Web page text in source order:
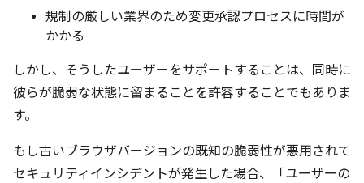
規制の厳しい業界のため変更承認プロセスに時間が
かかる
しかし、そうしたユーザーをサポートすることは、同時に
彼らが脆弱な状態に留まることを許容することでもありま
す。
もし古いブラウザバージョンの既知の脆弱性が悪用されて
セキュリティインシデントが発生した場合、「ユーザーの